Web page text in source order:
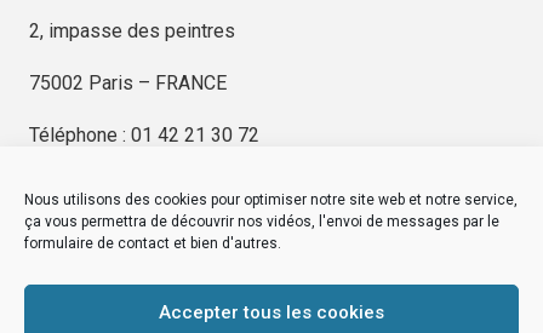
Nous utilisons des cookies pour optimiser notre site web et notre service,
ça vous permettra de découvrir nos vidéos, l'envoi de messages par le
formulaire de contact et bien d'autres.
Accepter tous les cookies
2, impasse des peintres
75002 Paris – FRANCE
Téléphone : 01 42 21 30 72
EDITIONS KIMÉ
Mentions Légales
© byeDovel.com